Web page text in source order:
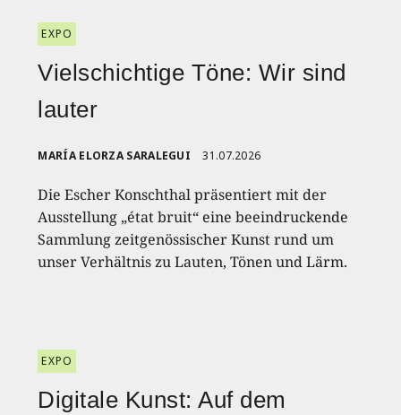
EXPO
Vielschichtige Töne: Wir sind
lauter
MARÍA ELORZA SARALEGUI 31.07.2026
Die Escher Konschthal präsentiert mit der
Ausstellung „état bruit“ eine beeindruckende
Sammlung zeitgenössischer Kunst rund um
unser Verhältnis zu Lauten, Tönen und Lärm.
EXPO
Digitale Kunst: Auf dem